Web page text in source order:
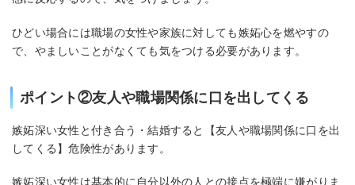
ひどい場合には職場の女性や家族に対しても嫉妬心を燃やすの
で、やましいことがなくても気をつける必要があります。
ポイント②友人や職場関係に口を出してくる
嫉妬深い女性と付き合う・結婚すると【友人や職場関係に口を出
してくる】危険性があります。
嫉妬深い女性は基本的に自分以外の人との接点を極端に嫌がりま